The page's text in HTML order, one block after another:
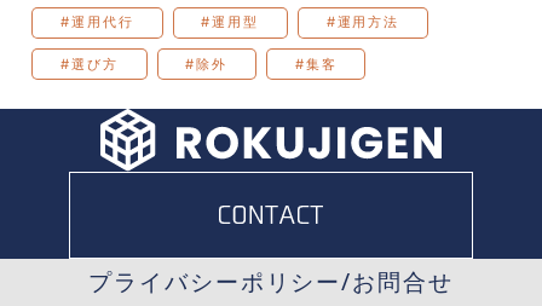
#運用代行 #運用型 #運用方法
#選び方 #除外 #集客
プライバシーポリシー/お問合せ